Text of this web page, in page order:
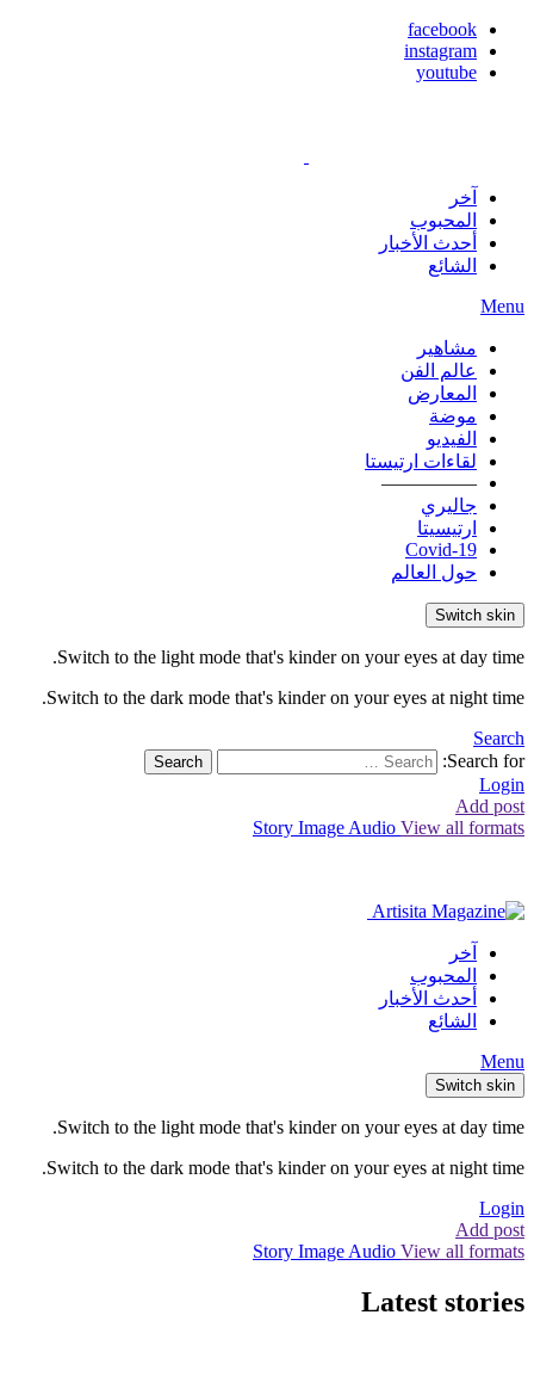
facebook
instagram
youtube
آخر
المحبوب
أحدث الأخبار
الشائع
Menu
مشاهير
عالم الفن
المعارض
موضة
الفيديو
لقاءات ارتيستا
—————
جاليري
ارتيسيتا
Covid-19
حول العالم
Switch skin
Switch to the light mode that's kinder on your eyes at day time.
Switch to the dark mode that's kinder on your eyes at night time.
Search
Search for:
Search
Login
Add post
Story Image Audio View all formats
آخر
المحبوب
أحدث الأخبار
الشائع
Menu
Switch skin
Switch to the light mode that's kinder on your eyes at day time.
Switch to the dark mode that's kinder on your eyes at night time.
Login
Add post
Story Image Audio View all formats
Latest stories